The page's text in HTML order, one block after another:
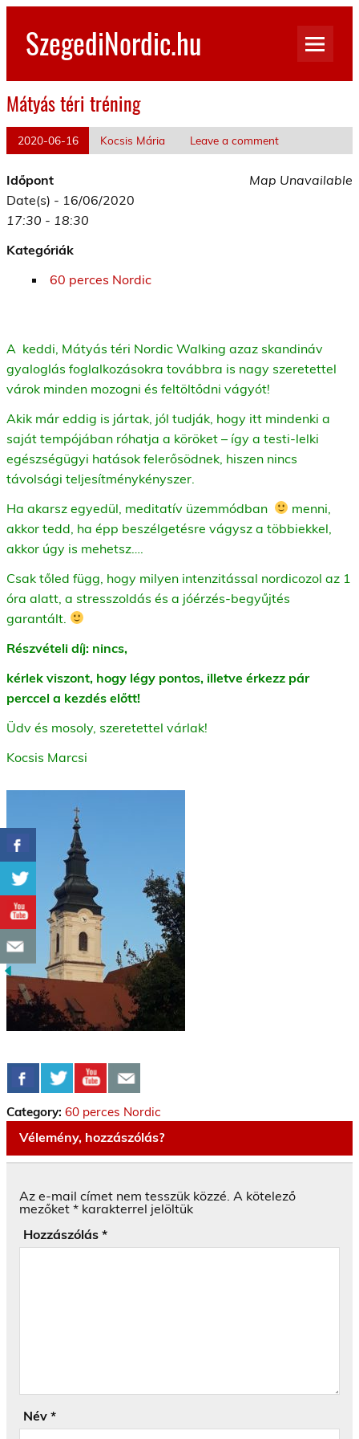
Skip
contentSzegediNordic.hu
Mátyás téri tréning
2020-06-16 Kocsis Mária Leave a comment
Map Unavailable
Időpont
Date(s) - 16/06/2020
17:30 - 18:30
Kategóriák
60 perces Nordic
A keddi, Mátyás téri Nordic Walking azaz skandináv
gyaloglás foglalkozásokra továbbra is nagy szeretettel
várok minden mozogni és feltöltődni vágyót!
Akik már eddig is jártak, jól tudják, hogy itt mindenki a
saját tempójában róhatja a köröket – így a testi-lelki
egészségügyi hatások felerősödnek, hiszen nincs
távolsági teljesítménykényszer.
Ha akarsz egyedül, meditatív üzemmódban
menni,
akkor tedd, ha épp beszélgetésre vágysz a többiekkel,
akkor úgy is mehetsz….
Csak tőled függ, hogy milyen intenzitással nordicozol az 1
óra alatt, a stresszoldás és a jóérzés-begyűjtés
garantált.
Részvételi díj: nincs,
kérlek viszont, hogy légy pontos, illetve érkezz pár
perccel a kezdés előtt!
Üdv és mosoly, szeretettel várlak!
Kocsis Marcsi
Category: 60 perces Nordic
Vélemény, hozzászólás?
Az e-mail címet nem tesszük közzé. A kötelező
mezőket * karakterrel jelöltük
Hozzászólás *
Név *